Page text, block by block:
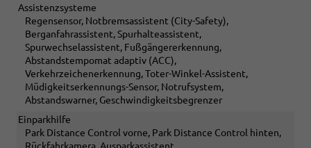
Assistenzsysteme
Regensensor, Notbremsassistent (City-Safety),
Berganfahrassistent, Spurhalteassistent,
Spurwechselassistent, Fußgängererkennung,
Abstandstempomat adaptiv (ACC),
Verkehrzeichenerkennung, Toter-Winkel-Assistent,
Müdigkeitserkennungs-Sensor, Notrufsystem,
Abstandswarner, Geschwindigkeitsbegrenzer
Einparkhilfe
Park Distance Control vorne, Park Distance Control hinten,
Rückfahrkamera, Ausparkassistent